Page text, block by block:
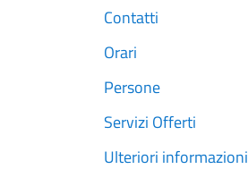
Contatti
Orari
Persone
Servizi Offerti
Ulteriori informazioni